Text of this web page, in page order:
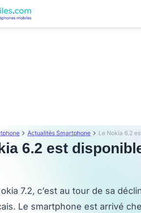
Actualités Smartphone
6.2 est
7.2, c’est au tour de sa
Le smartphone est arrivé